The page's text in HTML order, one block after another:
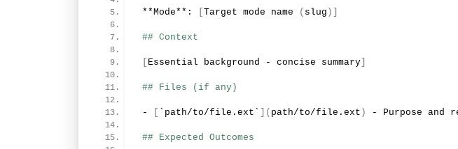
**Mode**:
Target mode name ( slug )]
## Context
Essential background - concise summary
## Files (if any)
-
`path/to/file. ext ` ]( path/to/file. ext )
- Purpose and
## Expected Outcomes